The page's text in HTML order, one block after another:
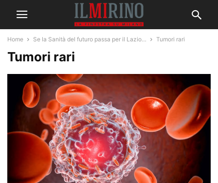
Home Se la Sanità del futuro passa per il Lazio… Tumori rari
Tumori rari